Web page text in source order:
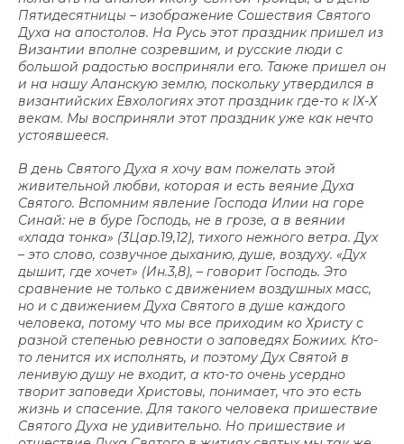
Пятидесятницы – изображение Сошествия Святого
Духа на апостолов. На Русь этот праздник пришел из
Византии вполне созревшим, и русские люди с
большой радостью восприняли его. Также пришел он
и на нашу Аланскую землю, поскольку утвердился в
византийских Евхологиях этот праздник где-то к IХ-Х
векам. Мы восприняли этот праздник уже как нечто
устоявшееся.
В день Святого Духа я хочу вам пожелать этой
живительной любви, которая и есть веяние Духа
Святого. Вспомним явление Господа Илии на горе
Синай: не в буре Господь, не в грозе, а в веянии
«хлада тонка» (3Цар.19,12), тихого нежного ветра. Дух
– это слово, созвучное дыханию, душе, воздуху. «Дух
дышит, где хочет» (Ин.3,8), – говорит Господь. Это
сравнение не только с движением воздушных масс,
но и с движением Духа Святого в душе каждого
человека, потому что мы все приходим ко Христу с
разной степенью ревности о заповедях Божиих. Кто-
то ленится их исполнять, и поэтому Дух Святой в
ленивую душу не входит, а кто-то очень усердно
творит заповеди Христовы, понимает, что это есть
жизнь и спасение. Для такого человека пришествие
Святого Духа не удивительно. Но пришествие и